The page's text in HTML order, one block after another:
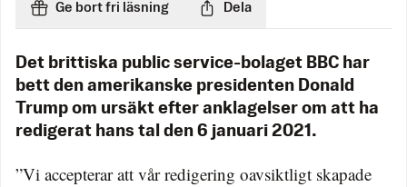
Ge bort fri läsning Dela
Det brittiska public service-bolaget BBC har
bett den amerikanske presidenten Donald
Trump om ursäkt efter anklagelser om att ha
redigerat hans tal den 6 januari 2021.
”Vi accepterar att vår redigering oavsiktligt skapade